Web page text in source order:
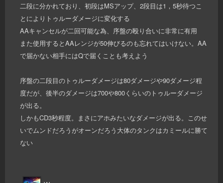
二段に分かれており、初段はMSアップ、2段目は1，5秒待つこ
とによりトゥルーダメージに変化する
AAキャンセルが二回可能な為、序盤の殴り合いに非常に有用
また使用するとAAレンジが50伸びるのも忘れてはいけない。AA
で届かない相手にはQで届くことも考えよう
序盤の二段目のトゥルーダメージは80ダメージや90ダメージ程
度だが、後半のダメージは700や800くらいのトゥルーダメージ
が出る。
しかもCD3秒程度。まさにアホみたいなダメージが出る。このせ
いでムンドだろうがオーンだろう大体のタンクはカミールに勝て
ない